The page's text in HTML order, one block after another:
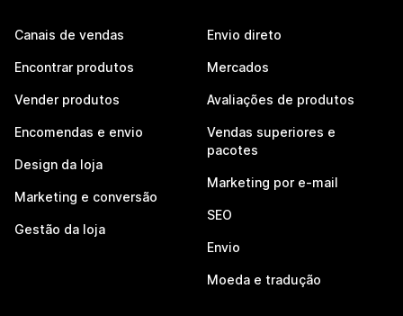
Canais de vendas
Encontrar produtos
Vender produtos
Encomendas e envio
Design da loja
Marketing e conversão
Gestão da loja
Envio direto
Mercados
Avaliações de produtos
Vendas superiores e
pacotes
Marketing por e-mail
SEO
Envio
Moeda e tradução